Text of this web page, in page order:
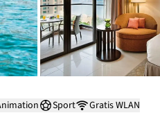
Sport Gratis WLAN